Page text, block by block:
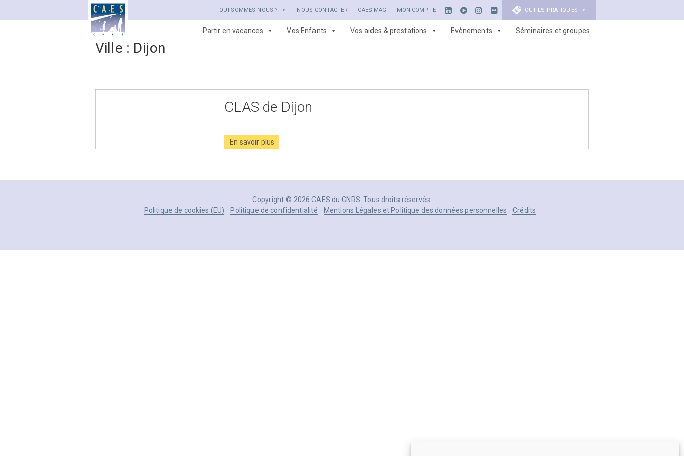
QUI SOMMES-NOUS ? NOUS CONTACTER CAES MAG MON COMPTE OUTILS PRATIQUES
Partir en vacances Vos Enfants Vos aides & prestations Evènements Séminaires et groupes
Ville : Dijon
CLAS de Dijon
En savoir plus
Copyright © 2026 CAES du CNRS. Tous droits réservés.
Politique de cookies (EU)
Politique de confidentialité Mentions Légales et Politique des données personnelles Crédits